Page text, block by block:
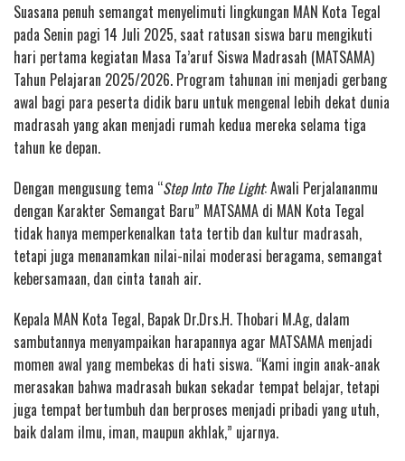
Suasana penuh semangat menyelimuti lingkungan MAN Kota Tegal
pada Senin pagi 14 Juli 2025, saat ratusan siswa baru mengikuti
hari pertama kegiatan Masa Ta’aruf Siswa Madrasah (MATSAMA)
Tahun Pelajaran 2025/2026. Program tahunan ini menjadi gerbang
awal bagi para peserta didik baru untuk mengenal lebih dekat dunia
madrasah yang akan menjadi rumah kedua mereka selama tiga
tahun ke depan.
Dengan mengusung tema “Step Into The Light: Awali Perjalananmu
dengan Karakter Semangat Baru” MATSAMA di MAN Kota Tegal
tidak hanya memperkenalkan tata tertib dan kultur madrasah,
tetapi juga menanamkan nilai-nilai moderasi beragama, semangat
kebersamaan, dan cinta tanah air.
Kepala MAN Kota Tegal, Bapak Dr.Drs.H. Thobari M.Ag, dalam
sambutannya menyampaikan harapannya agar MATSAMA menjadi
momen awal yang membekas di hati siswa. “Kami ingin anak-anak
merasakan bahwa madrasah bukan sekadar tempat belajar, tetapi
juga tempat bertumbuh dan berproses menjadi pribadi yang utuh,
baik dalam ilmu, iman, maupun akhlak,” ujarnya.